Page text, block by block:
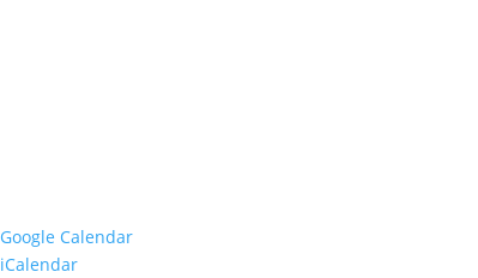
Google Calendar
iCalendar